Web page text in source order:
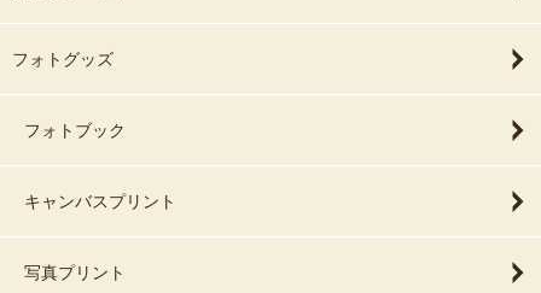
フォトグッズ
フォトブック
キャンバスプリント
写真プリント